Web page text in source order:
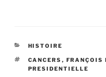
CATÉGORIES
HISTOIRE
ÉTIQUETTES
CANCERS , FRANÇOIS
PRESIDENTIELLE